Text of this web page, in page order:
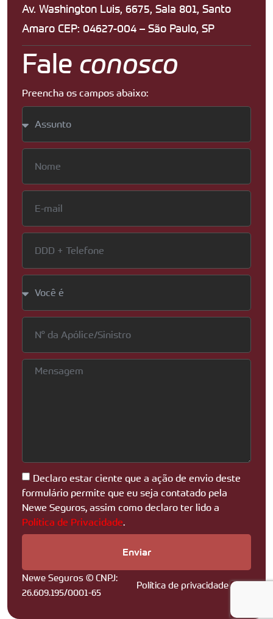
Av. Washington Luis, 6675, Sala 801, Santo
Amaro CEP: 04627-004 – São Paulo, SP
Fale conosco
Preencha os campos abaixo:
Declaro estar ciente que a ação de envio deste
formulário permite que eu seja contatado pela
Newe Seguros, assim como declaro ter lido a
Política de Privacidade.
Enviar
Newe Seguros © CNPJ:
26.609.195/0001-65
Política de privacidade